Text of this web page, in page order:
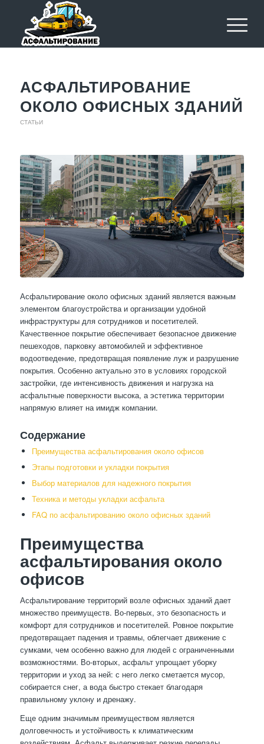
АСФАЛЬТИРОВАНИЕ
ОКОЛО ОФИСНЫХ ЗДАНИЙ
СТАТЬИ
Асфальтирование около офисных зданий является важным
элементом благоустройства и организации удобной
инфраструктуры для сотрудников и посетителей.
Качественное покрытие обеспечивает безопасное движение
пешеходов, парковку автомобилей и эффективное
водоотведение, предотвращая появление луж и разрушение
покрытия. Особенно актуально это в условиях городской
застройки, где интенсивность движения и нагрузка на
асфальтные поверхности высока, а эстетика территории
напрямую влияет на имидж компании.
Содержание
Преимущества асфальтирования около офисов
Этапы подготовки и укладки покрытия
Выбор материалов для надежного покрытия
Техника и методы укладки асфальта
FAQ по асфальтированию около офисных зданий
Преимущества
асфальтирования около
офисов
Асфальтирование территорий возле офисных зданий дает
множество преимуществ. Во-первых, это безопасность и
комфорт для сотрудников и посетителей. Ровное покрытие
предотвращает падения и травмы, облегчает движение с
сумками, чем особенно важно для людей с ограниченными
возможностями. Во-вторых, асфальт упрощает уборку
территории и уход за ней: с него легко сметается мусор,
собирается снег, а вода быстро стекает благодаря
правильному уклону и дренажу.
Еще одним значимым преимуществом является
долговечность и устойчивость к климатическим